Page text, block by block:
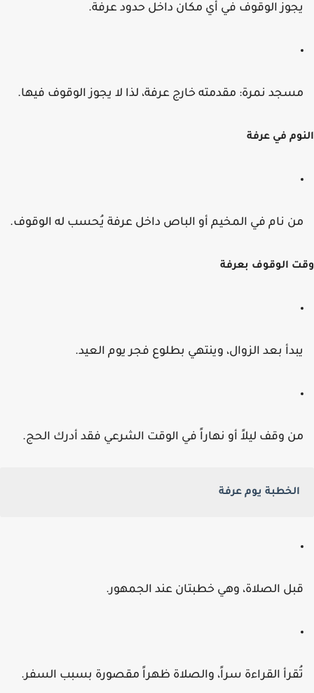
الوقوف في أي مكان داخل حدود عرفة.
نمرة: مقدمته خارج عرفة، لذا لا يجوز الوقوف فيها.
في عرفة
نام في المخيم أو الباص داخل عرفة يُحسب له الوقوف.
الوقوف بعرفة
بعد الزوال، وينتهي بطلوع فجر يوم العيد.
وقف ليلاً أو نهاراً في الوقت الشرعي فقد أدرك الحج.
الخطبة يوم عرفة
الصلاة، وهي خطبتان عند الجمهور.
القراءة سراً، والصلاة ظهراً مقصورة بسبب السفر.